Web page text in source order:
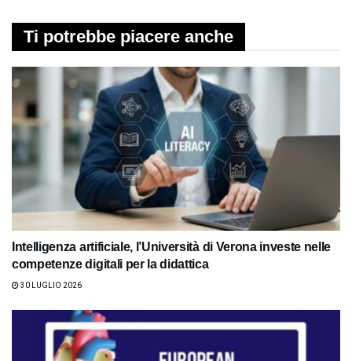
Ti potrebbe piacere anche
Intelligenza artificiale, l’Università di Verona investe nelle
competenze digitali per la didattica
30 LUGLIO 2026